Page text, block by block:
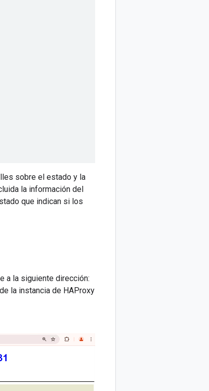
sobre el estado y la
la información del
que indican si los
a la siguiente dirección:
la instancia de HAProxy